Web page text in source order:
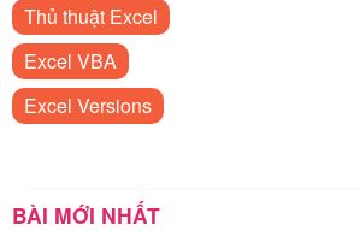
Thủ thuật Excel
Excel VBA
Excel Versions
BÀI MỚI NHẤT